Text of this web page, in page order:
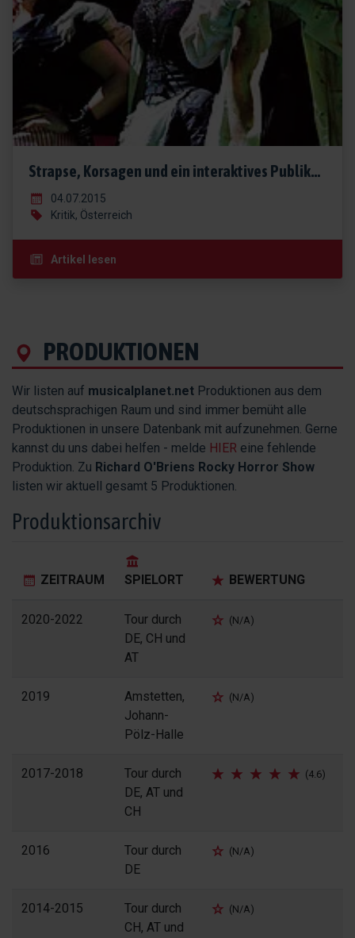
Strapse, Korsagen und ein interaktives Publikum
04.07.2015
Kritik, Österreich
Artikel lesen
PRODUKTIONEN
Wir listen auf musicalplanet.net Produktionen aus dem
deutschsprachigen Raum und sind immer bemüht alle
Produktionen in unsere Datenbank mit aufzunehmen. Gerne
kannst du uns dabei helfen - melde HIER eine fehlende
Produktion. Zu Richard O'Briens Rocky Horror Show
listen wir aktuell gesamt 5 Produktionen.
Produktionsarchiv
ZEITRAUM SPIELORT BEWERTUNG
2020-2022
Tour durch
DE, CH und
AT
(N/A)
2019
Amstetten,
Johann-
Pölz-Halle
(N/A)
2017-2018
Tour durch
DE, AT und
CH
(4.6)
2016
Tour durch
DE
(N/A)
2014-2015
Tour durch
CH, AT und
(N/A)